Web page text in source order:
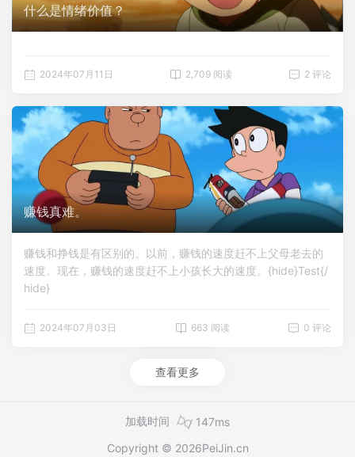
一样物品。有时候真的觉得很累很累，但一看到你的可爱模
样，所有的疲惫都瞬间消散。虽然有时候照顾你会让我感到疲
我不知道会遇到多少挑战，但我会一直陪伴在你身边，守护你
生活。小宝贝，一岁生日快...
什么是情绪价值？
2024年07月11日 2,709 阅读 2 评论
赚钱真难。
赚钱和挣钱是有区别的。以前，赚钱的速度赶不上父母老去的
速度。现在，赚钱的速度赶不上小孩长大的速度。{hide}Test{/
hide}
2024年07月03日 663 阅读 0 评论
查看更多
加载时间
147ms
Copyright © 2026PeiJin.cn